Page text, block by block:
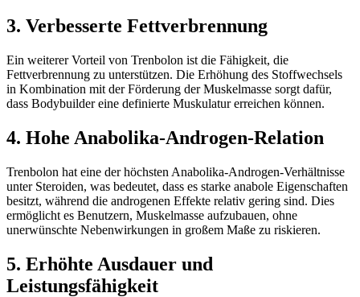
3. Verbesserte Fettverbrennung
Ein weiterer Vorteil von Trenbolon ist die Fähigkeit, die
Fettverbrennung zu unterstützen. Die Erhöhung des Stoffwechsels
in Kombination mit der Förderung der Muskelmasse sorgt dafür,
dass Bodybuilder eine definierte Muskulatur erreichen können.
4. Hohe Anabolika-Androgen-Relation
Trenbolon hat eine der höchsten Anabolika-Androgen-Verhältnisse
unter Steroiden, was bedeutet, dass es starke anabole Eigenschaften
besitzt, während die androgenen Effekte relativ gering sind. Dies
ermöglicht es Benutzern, Muskelmasse aufzubauen, ohne
unerwünschte Nebenwirkungen in großem Maße zu riskieren.
5. Erhöhte Ausdauer und
Leistungsfähigkeit